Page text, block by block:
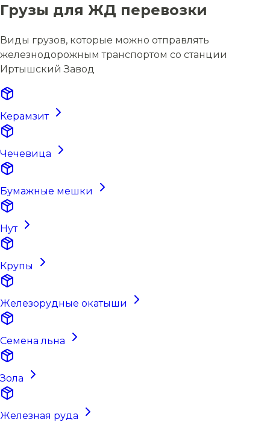
Грузы для ЖД перевозки
Виды грузов, которые можно отправлять
железнодорожным транспортом со станции
Иртышский Завод
Керамзит
Чечевица
Бумажные мешки
Нут
Крупы
Железорудные окатыши
Семена льна
Зола
Железная руда